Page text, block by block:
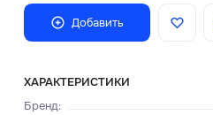
Добавить
ХАРАКТЕРИСТИКИ
Бренд:
Блог